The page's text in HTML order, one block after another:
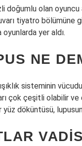
doğumlu olan
tiyatro bölümüne
yer aldı.
NE
sisteminin
çok çeşitli olabilir ve
yüz döküntüsü,